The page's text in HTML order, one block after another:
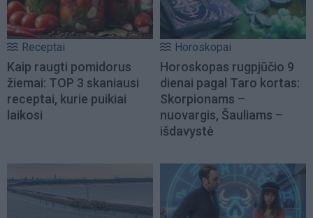
Receptai
Kaip raugti pomidorus
žiemai: TOP 3 skaniausi
receptai, kurie puikiai
laikosi
Horoskopai
Horoskopas rugpjūčio 9
dienai pagal Taro kortas:
Skorpionams –
nuovargis, Šauliams –
išdavystė